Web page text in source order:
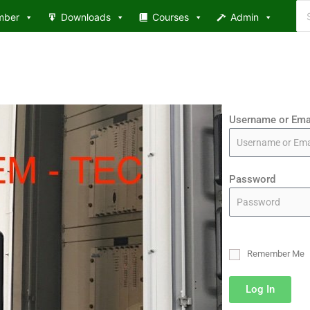
Downloads Courses Admin
Username or
Password
Remember Me
Log In